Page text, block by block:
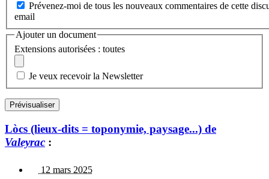
Prévenez-moi de tous les nouveaux commentaires de cette
email
Ajouter un document
Extensions autorisées : toutes
Je veux recevoir la Newsletter
Lòcs (lieux-dits = toponymie, paysage...) de
Valeyrac :
12 mars 2025